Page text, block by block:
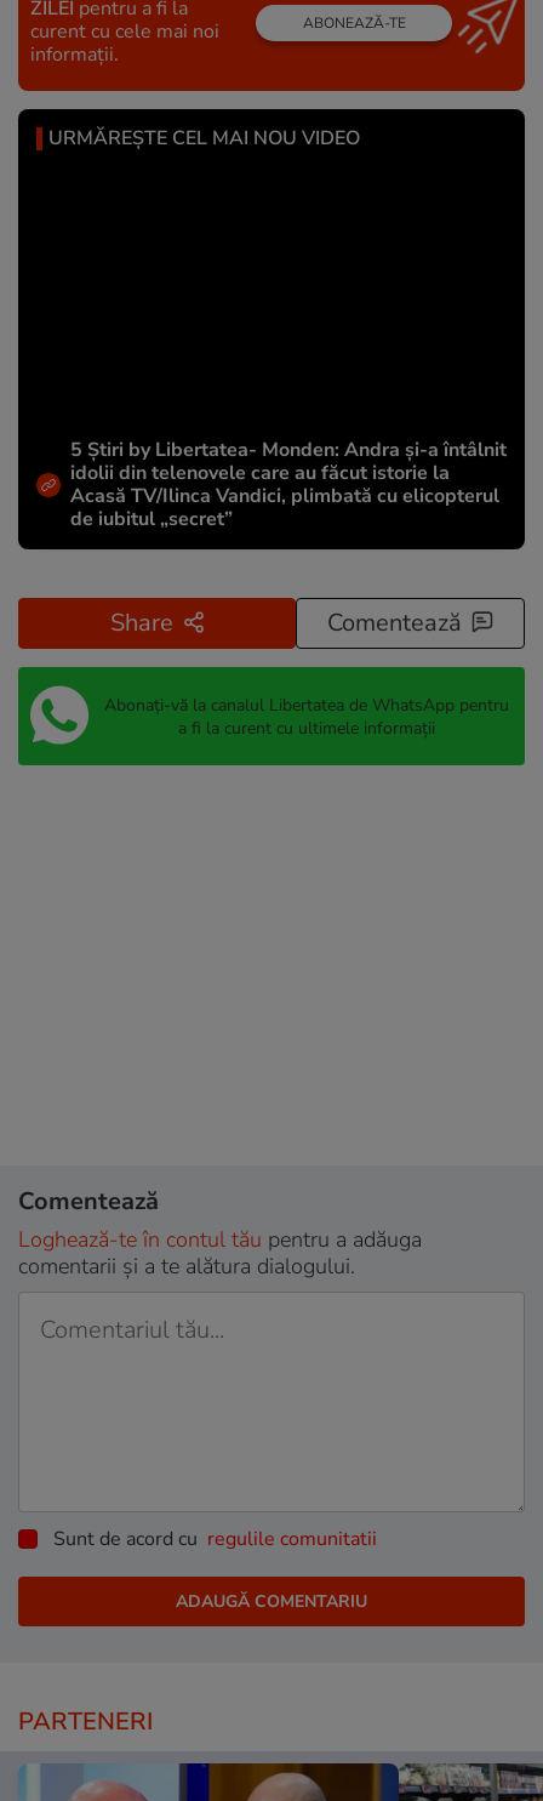
ZILEI pentru a fi la
curent cu cele mai noi
informații.
ABONEAZĂ-TE
URMĂREȘTE CEL MAI NOU VIDEO
5 Știri by Libertatea- Monden: Andra și-a întâlnit
idolii din telenovele care au făcut istorie la
Acasă TV/Ilinca Vandici, plimbată cu elicopterul
de iubitul „secret”
Share Comentează
Abonați-vă la canalul Libertatea de WhatsApp pentru
a fi la curent cu ultimele informații
Comentează
Loghează-te în contul tău pentru a adăuga
comentarii și a te alătura dialogului.
Sunt de acord cu regulile comunitatii
PARTENERI